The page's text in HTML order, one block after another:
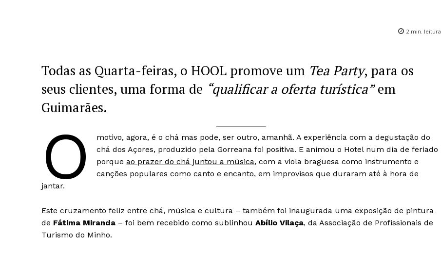
2min. leitura
Todas as Quarta-feiras, o HOOL promove um Tea Party, para os
seus clientes, uma forma de “qualificar a oferta turística”em
Guimarães.
O
motivo, agora, é o chá mas pode, ser outro, amanhã. A experiência com a degustação do
chá dos Açores, produzido pela Gorreana foi positiva. E animou o Hotel num dia de feriado
porqueao prazer do chá juntou a música, com a viola braguesa como instrumento e
canções populares como canto e encanto, em improvisos que duraram até à hora de
jantar.
Este cruzamento feliz entre chá, música e cultura – também foi inaugurada uma exposição de pintura
de Fátima Miranda – foi bem recebido como sublinhou Abílio Vilaça, da Associação de Profissionais de
Turismo do Minho.